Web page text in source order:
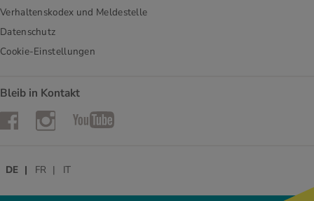
Verhaltenskodex und Meldestelle
Datenschutz
Cookie-Einstellungen
Bleib in Kontakt
FacebookInstagramYouTube
DE FR IT